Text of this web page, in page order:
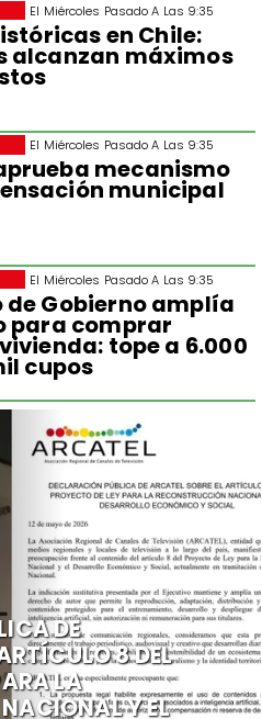
El Miércoles Pasado A Las 9:35
en Chile:
alcanzan máximos
El Miércoles Pasado A Las 9:35
mecanismo
municipal
El Miércoles Pasado A Las 9:35
de Gobierno amplía
para comprar
tope a 6.000
cupos
DE
8 DEL
LA
Y EL